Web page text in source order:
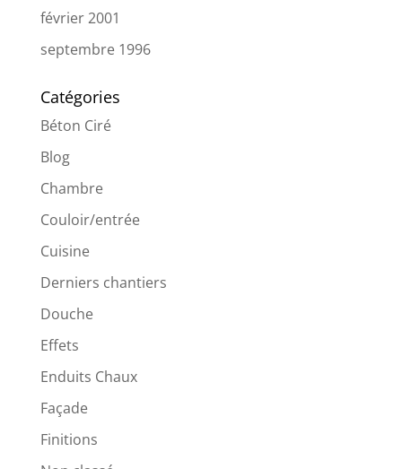
février 2001
septembre 1996
Catégories
Béton Ciré
Blog
Chambre
Couloir/entrée
Cuisine
Derniers chantiers
Douche
Effets
Enduits Chaux
Façade
Finitions